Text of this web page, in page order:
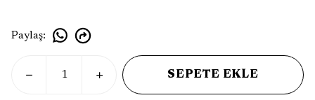
Paylaş:
SEPETE EKLE